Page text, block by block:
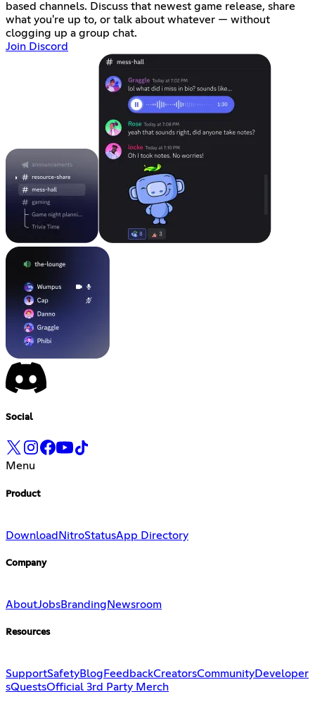
based channels. Discuss that newest game release, share
what you're up to, or talk about whatever — without
clogging up a group chat.
Join Discord
Social
Menu
Product
Download NitroStatusApp Directory
Company
AboutJobsBranding Newsroom
Resources
SupportSafetyBlog FeedbackCreatorsCommunityDeveloper
sQuestsOfficial 3rd Party Merch